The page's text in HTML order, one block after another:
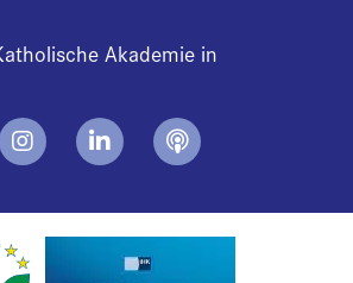
Akademie in